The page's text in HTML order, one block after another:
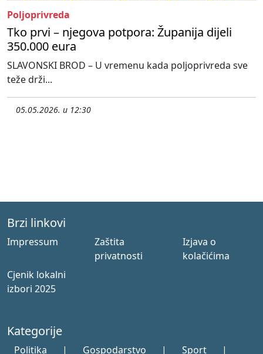
Poljoprivreda
Tko prvi – njegova potpora: Županija dijeli
350.000 eura
SLAVONSKI BROD – U vremenu kada poljoprivreda sve
teže drži...
05.05.2026. u 12:30
Brzi linkovi
Impressum
Zaštita
privatnosti
Izjava o
kolačićima
Cjenik lokalni
izbori 2025
Kategorije
Politika | Gospodarstvo | Sport |